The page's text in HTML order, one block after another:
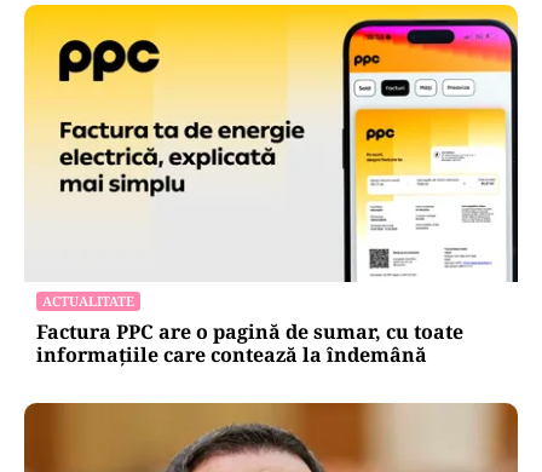
ACTUALITATE
Factura PPC are o pagină de sumar, cu toate
informațiile care contează la îndemână